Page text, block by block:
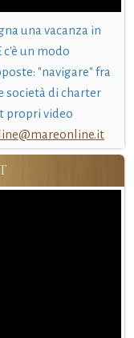
una vacanza in
c'è un modo
"navigare" fra
società di charter
propri video